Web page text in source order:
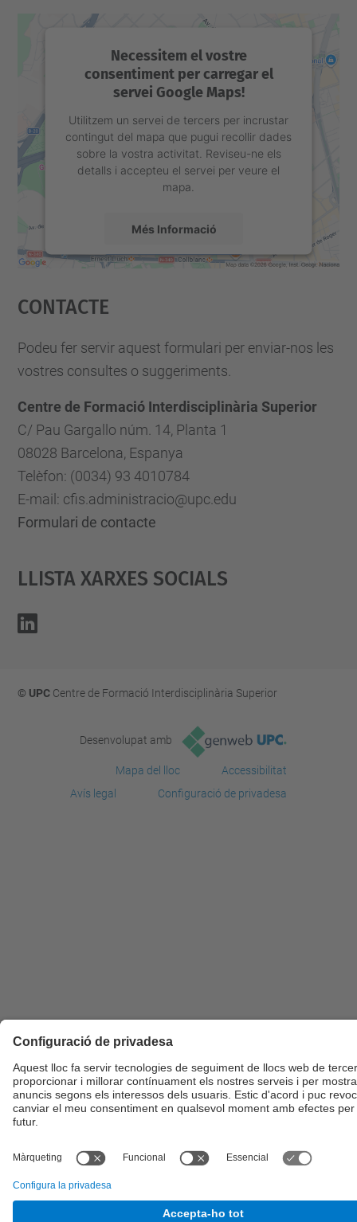
Necessitem el vostre
consentiment per carregar el
servei Google Maps!
Utilitzem un servei de tercers per incrustar
contingut del mapa que pugui recollir dades
sobre la vostra activitat. Reviseu-ne els
detalls i accepteu el servei per veure el
mapa.
Més Informació
powered by
Contacte
Podeu fer servir aquest formulari per enviar-nos les
vostres consultes o suggeriments.
Centre de Formació Interdisciplinària Superior
C/ Pau Gargallo núm. 14, Planta 1
08028 Barcelona, Espanya
Telèfon: (0034) 93 4010784
E-mail: cfis.administracio@upc.edu
Formulari de contacte
Llista Xarxes Socials
© UPCCentre de Formació Interdisciplinària Superior
Desenvolupat amb
Mapa del lloc
Accessibilitat
Avís legal
Configuració de privadesa